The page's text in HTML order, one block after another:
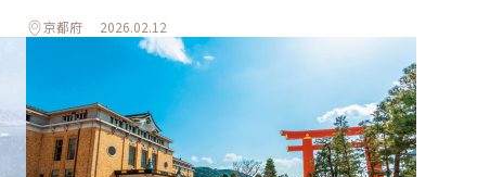
京都府 2026.02.12